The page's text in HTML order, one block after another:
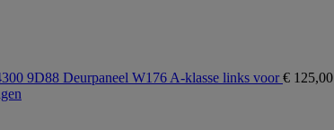
9D88 Deurpaneel W176 A-klasse links voor€ 125,00